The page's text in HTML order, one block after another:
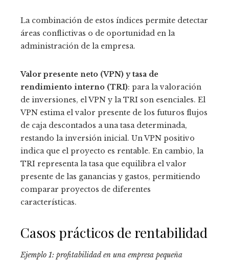
La combinación de estos índices permite detectar
áreas conflictivas o de oportunidad en la
administración de la empresa.
Valor presente neto (VPN) y tasa de
rendimiento interno (TRI): para la valoración
de inversiones, el VPN y la TRI son esenciales. El
VPN estima el valor presente de los futuros flujos
de caja descontados a una tasa determinada,
restando la inversión inicial. Un VPN positivo
indica que el proyecto es rentable. En cambio, la
TRI representa la tasa que equilibra el valor
presente de las ganancias y gastos, permitiendo
comparar proyectos de diferentes
características.
Casos prácticos de rentabilidad
Ejemplo 1: profitabilidad en una empresa pequeña